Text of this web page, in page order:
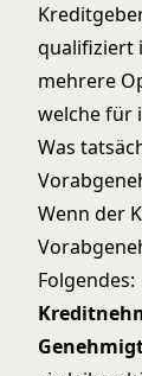
qualifiziert
mehrere
welche für
Was
Wenn der
Folgendes: